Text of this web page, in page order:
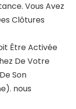
Vous Avez
Clôtures
Être Activée
De Votre
Son
nous